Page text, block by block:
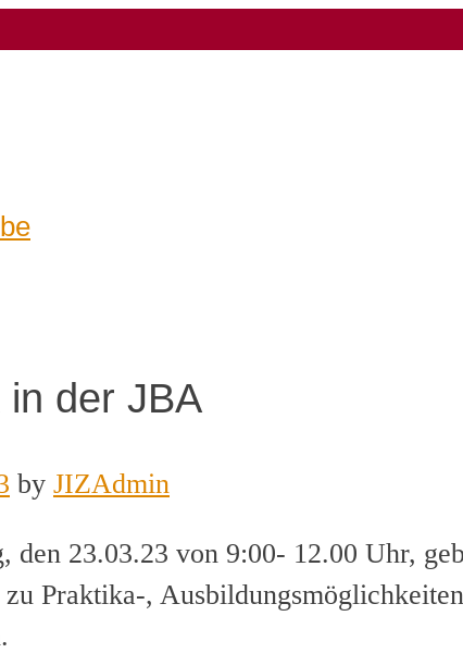
der JBA
by JIZAdmin
den 23.03.23 von 9:00- 12.00 Uhr,
Praktika-,